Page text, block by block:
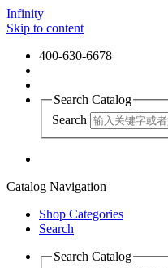
Infinity
Skip to content
400-630-6678
Search Catalog
Search
Catalog Navigation
Shop Categories
Search
Search Catalog